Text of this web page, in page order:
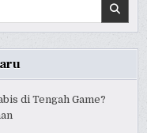
di Tengah Game?